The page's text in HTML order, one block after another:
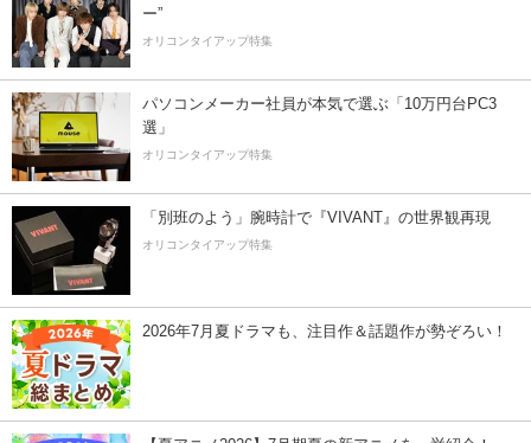
ー”
オリコンタイアップ特集
パソコンメーカー社員が本気で選ぶ「10万円台PC3
選」
オリコンタイアップ特集
「別班のよう」腕時計で『VIVANT』の世界観再現
オリコンタイアップ特集
2026年7月夏ドラマも、注目作＆話題作が勢ぞろい！